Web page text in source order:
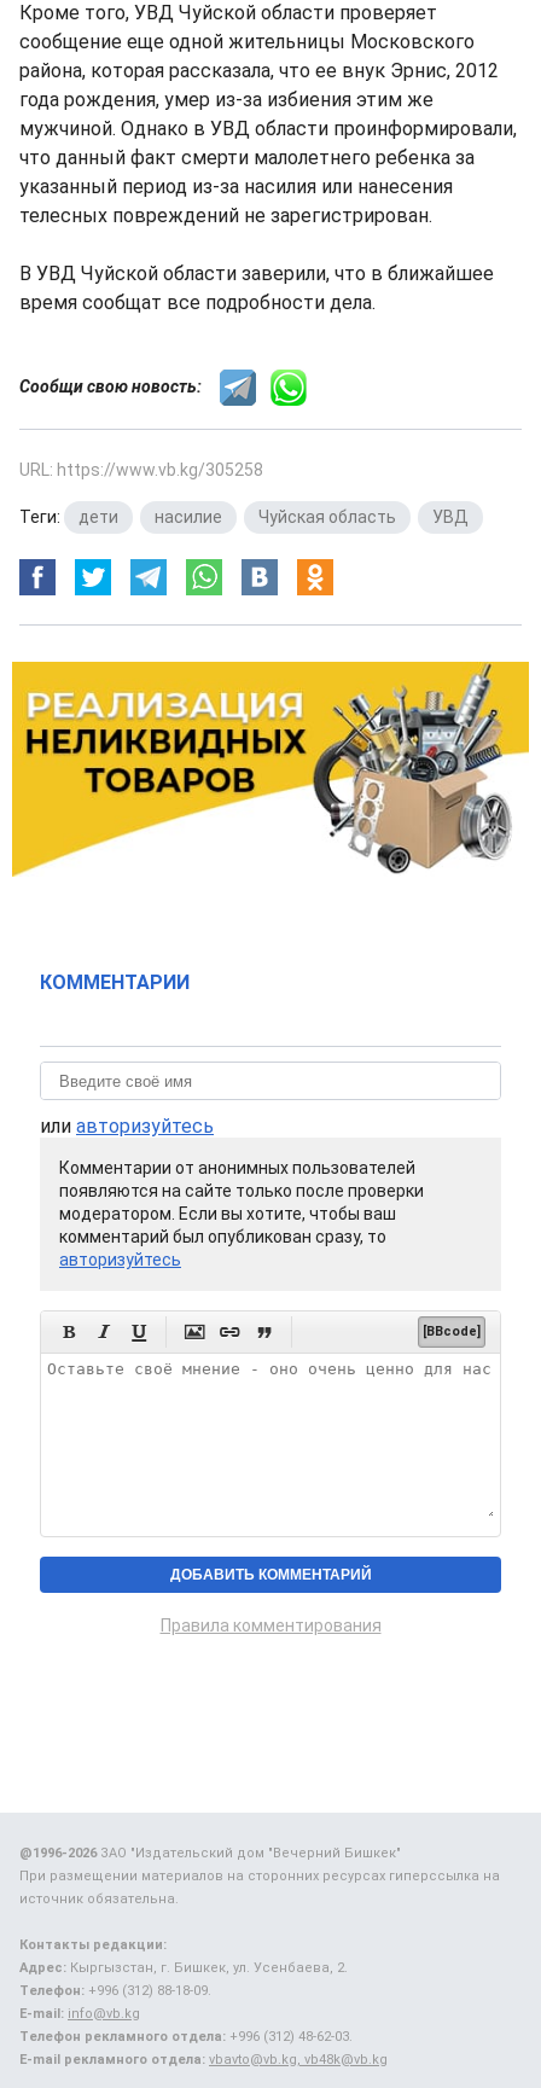
Кроме того, УВД Чуйской области проверяет
сообщение еще одной жительницы Московского
района, которая рассказала, что ее внук Эрнис, 2012
года рождения, умер из-за избиения этим же
мужчиной. Однако в УВД области проинформировали,
что данный факт смерти малолетнего ребенка за
указанный период из-за насилия или нанесения
телесных повреждений не зарегистрирован.
В УВД Чуйской области заверили, что в ближайшее
время сообщат все подробности дела.
Сообщи свою новость:
URL: https://www.vb.kg/305258
Теги: дети насилие Чуйская область УВД
КОММЕНТАРИИ
или авторизуйтесь
Комментарии от анонимных пользователей
появляются на сайте только после проверки
модератором. Если вы хотите, чтобы ваш
комментарий был опубликован сразу, то
авторизуйтесь
      [BBcode]
Правила комментирования
@1996-2026ЗАО "Издательский дом "Вечерний Бишкек"
При размещении материалов на сторонних ресурсах гиперссылка на
источник обязательна.
Контакты редакции:
Адрес: Кыргызстан, г. Бишкек, ул. Усенбаева, 2.
Телефон: +996 (312) 88-18-09.
E-mail: info@vb.kg
Телефон рекламного отдела: +996 (312) 48-62-03.
E-mail рекламного отдела: vbavto@vb.kg, vb48k@vb.kg